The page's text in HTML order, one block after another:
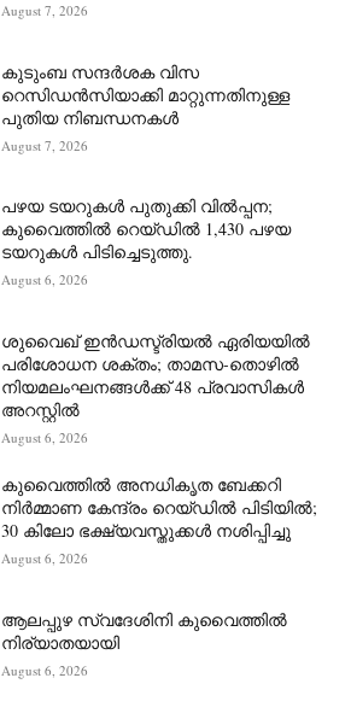
August 7, 2026
കുടുംബ സന്ദർശക വിസ
റെസിഡൻസിയാക്കി മാറ്റുന്നതിനുള്ള
പുതിയ നിബന്ധനകൾ
August 7, 2026
പഴയ ടയറുകൾ പുതുക്കി വിൽപ്പന;
കുവൈത്തിൽ റെയ്ഡിൽ 1,430 പഴയ
ടയറുകൾ പിടിച്ചെടുത്തു.
August 6, 2026
ശുവൈഖ് ഇൻഡസ്ട്രിയൽ ഏരിയയിൽ
പരിശോധന ശക്തം; താമസ-തൊഴിൽ
നിയമലംഘനങ്ങൾക്ക് 48 പ്രവാസികൾ
അറസ്റ്റിൽ
August 6, 2026
കുവൈത്തിൽ അനധികൃത ബേക്കറി
നിർമ്മാണ കേന്ദ്രം റെയ്ഡിൽ പിടിയിൽ;
30 കിലോ ഭക്ഷ്യവസ്തുക്കൾ നശിപ്പിച്ചു
August 6, 2026
ആലപ്പുഴ സ്വദേശിനി കുവൈത്തിൽ
നിര്യാതയായി
August 6, 2026